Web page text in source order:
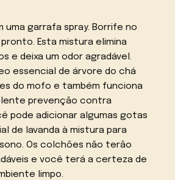
uma garrafa spray. Borrife no
Esta mistura elimina
e deixa um odor agradável.
essencial de árvore do chá
do mofo e também funciona
prevenção contra
pode adicionar algumas gotas
de lavanda à mistura para
Os colchões não terão
e você terá a certeza de
limpo.